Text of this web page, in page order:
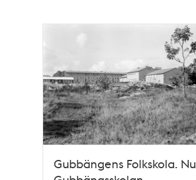
Gubbängens Folkskola. Nu